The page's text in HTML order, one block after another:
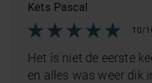
Kets Pascal
10/
Het is niet de eerste
en alles was weer dik